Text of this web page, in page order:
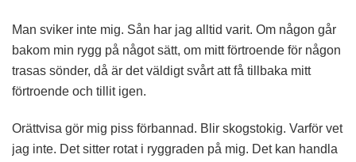
Man sviker inte mig. Sån har jag alltid varit. Om någon går
bakom min rygg på något sätt, om mitt förtroende för någon
trasas sönder, då är det väldigt svårt att få tillbaka mitt
förtroende och tillit igen.
Orättvisa gör mig piss förbannad. Blir skogstokig. Varför vet
jag inte. Det sitter rotat i ryggraden på mig. Det kan handla